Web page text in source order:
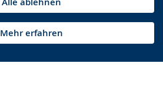
Mehr erfahren